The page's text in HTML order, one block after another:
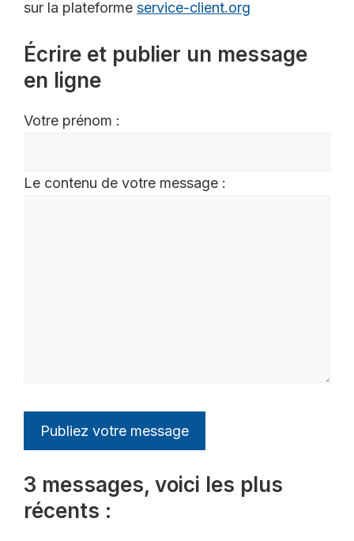
sur la plateforme service-client.org
Écrire et publier un message
en ligne
Votre prénom :
Le contenu de votre message :
3 messages, voici les plus
récents :